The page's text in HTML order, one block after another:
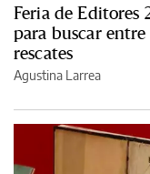
Feria de Editores
para buscar entre
rescates
Agustina Larrea